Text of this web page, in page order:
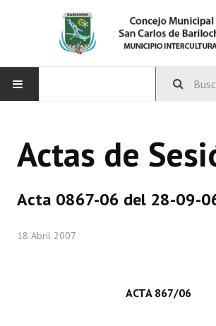
CONCEJO
Actas de
Acta 0867-06 del 28-09-
18 Abril 2007
ACTA 867/06